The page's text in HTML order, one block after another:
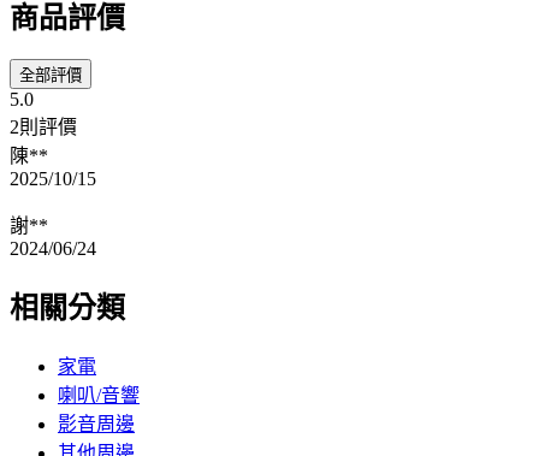
商品評價
全部評價
5.0
2則評價
陳**
2025/10/15
謝**
2024/06/24
相關分類
家電
喇叭/音響
影音周邊